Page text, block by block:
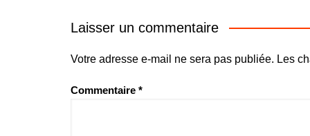
Laisser un commentaire
Votre adresse e-mail ne sera pas publiée. Les
Commentaire *